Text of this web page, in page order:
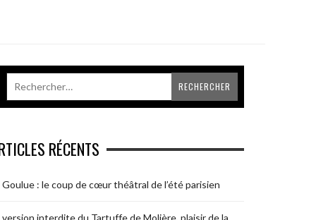
RÉCENTS
Goulue : le coup de cœur théâtral de l’été parisien
version interdite du Tartuffe de Molière, plaisir de la